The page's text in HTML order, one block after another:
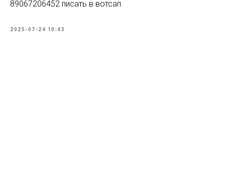
89067206452 писать в вотсап
2025-07-24 10:43